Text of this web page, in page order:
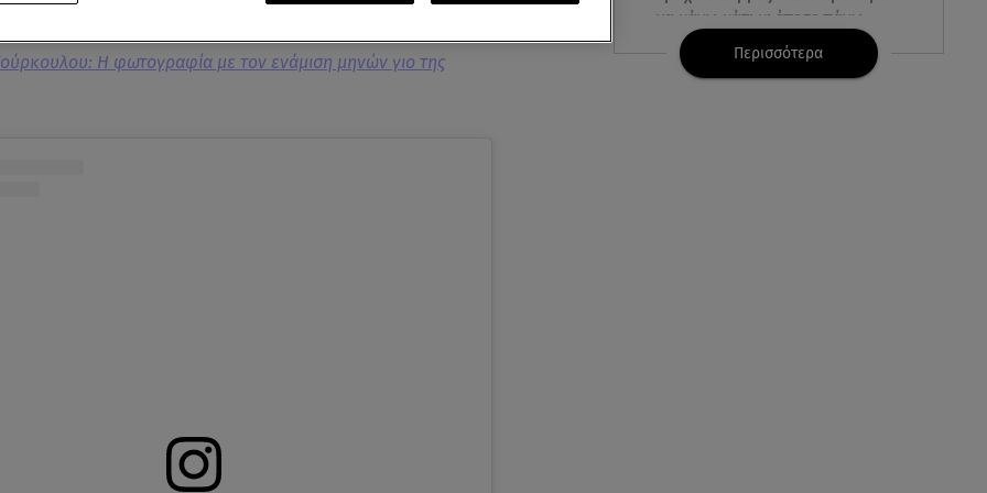
να κάνω κάτι κι έπεσε πάνω
μου»
Περισσότερα
Η φωτογραφία με τον ενάμιση μηνών γιο της